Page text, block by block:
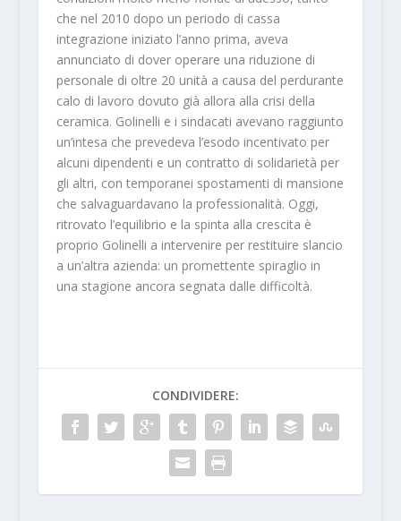
che nel 2010 dopo un periodo di cassa
integrazione iniziato l’anno prima, aveva
annunciato di dover operare una riduzione di
personale di oltre 20 unità a causa del perdurante
calo di lavoro dovuto già allora alla crisi della
ceramica. Golinelli e i sindacati avevano raggiunto
un’intesa che prevedeva l’esodo incentivato per
alcuni dipendenti e un contratto di solidarietà per
gli altri, con temporanei spostamenti di mansione
che salvaguardavano la professionalità. Oggi,
ritrovato l’equilibrio e la spinta alla crescita è
proprio Golinelli a intervenire per restituire slancio
a un’altra azienda: un promettente spiraglio in
una stagione ancora segnata dalle difficoltà.
CONDIVIDERE: